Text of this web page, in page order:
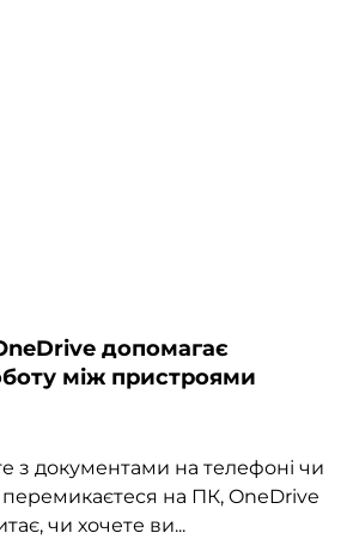
допомагає
між пристроями
з документами на телефоні чи
перемикаєтеся на ПК, OneDrive
чи хочете ви...